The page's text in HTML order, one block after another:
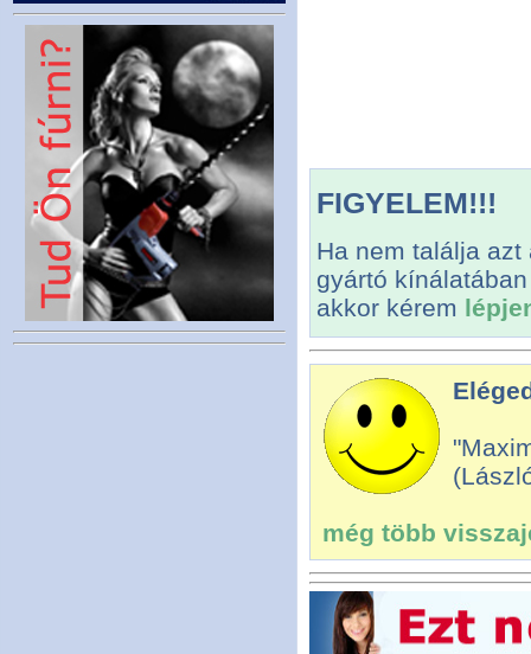
FIGYELEM!!!
Ha nem találja
gyártó
akkor kérem
még több